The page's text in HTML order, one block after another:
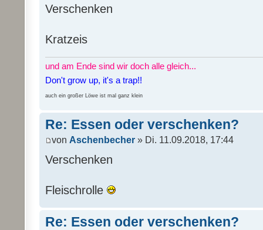
Verschenken
Kratzeis
und am Ende sind wir doch alle gleich...
Don't grow up, it's a trap!!
auch ein großer Löwe ist mal ganz klein
Re: Essen oder verschenken?
von Aschenbecher » Di. 11.09.2018, 17:44
Verschenken
Fleischrolle
Re: Essen oder verschenken?